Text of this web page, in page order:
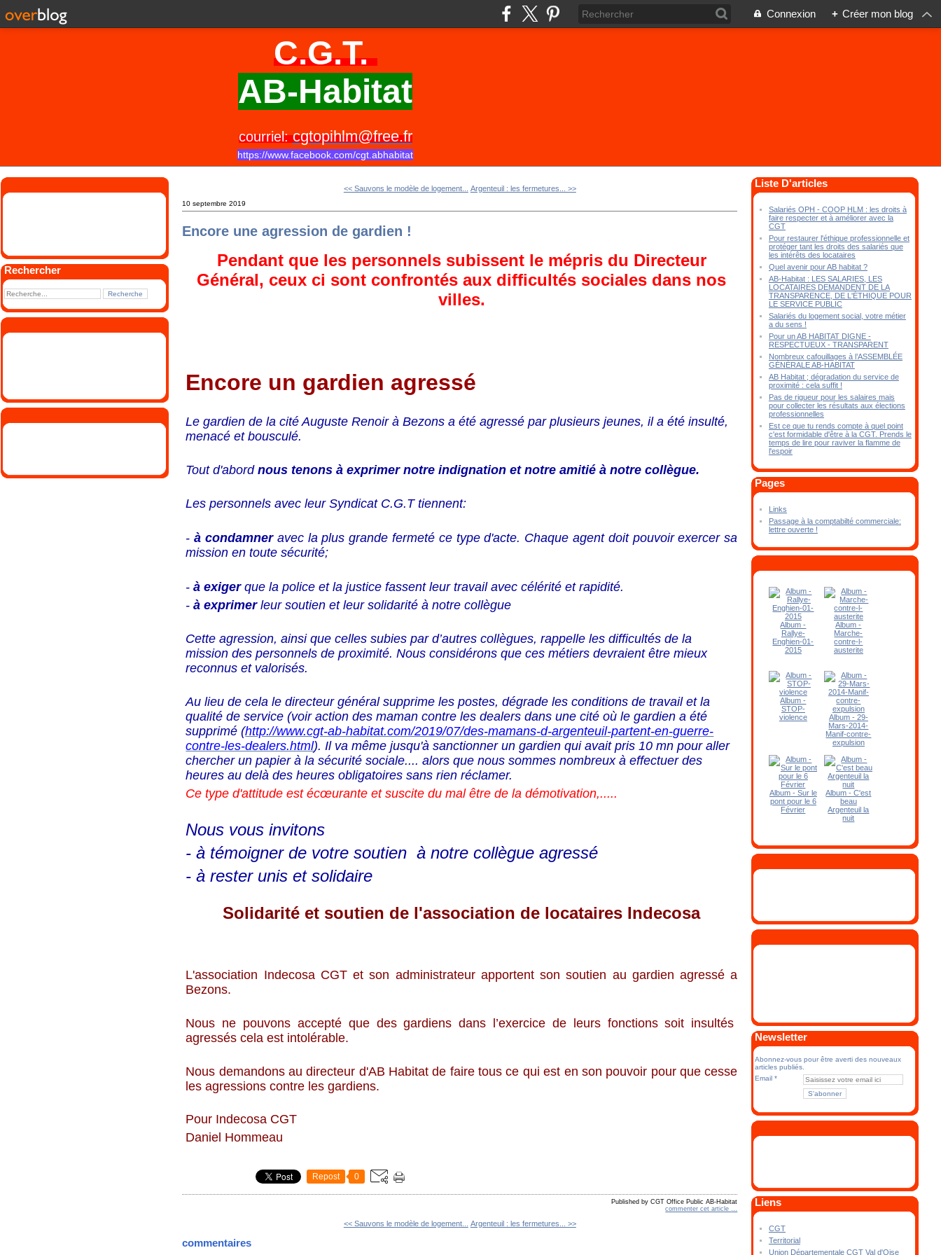
Connexion + Créer mon blog
C.G.T.
AB-Habitat
courriel:cgtopihlm@free.fr
https://www.facebook.com/cgt.abhabitat
Rechercher
<< Sauvons le modèle de logement... Argenteuil : les fermetures... >>
10 septembre 2019
Encore une agression de gardien !
Pendant que les personnels subissent le mépris du Directeur
Général, ceux ci sont confrontés aux difficultés sociales dans nos
villes.
Encore un gardien agressé
Le gardien de la cité Auguste Renoir à Bezons a été agressé par plusieurs jeunes, il a été insulté,
menacé et bousculé.
Tout d'abordnous tenons à exprimer notre indignation et notre amitié à notre collègue.
Les personnels avec leur Syndicat C.G.T tiennent:
-à condamner avec la plus grande fermeté ce type d'acte. Chaque agent doit pouvoir exercer sa
mission en toute sécurité;
-à exigerque la police et la justice fassent leur travail avec célérité et rapidité.
-à exprimerleur soutien et leur solidarité à notre collègue
Cette agression, ainsi que celles subies par d’autres collègues, rappelle les difficultés de la
mission des personnels de proximité. Nous considérons que ces métiers devraient être mieux
reconnus et valorisés.
Au lieu de cela le directeur général supprime les postes, dégrade les conditions de travail et la
qualité de service (voir action des maman contre les dealers dans une cité où le gardien a été
supprimé (http://www.cgt-ab-habitat.com/2019/07/des-mamans-d-argenteuil-partent-en-guerre-
contre-les-dealers.html). Il va même jusqu'à sanctionner un gardien qui avait pris 10 mn pour aller
chercher un papier à la sécurité sociale.... alors que nous sommes nombreux à effectuer des
heures au delà des heures obligatoires sans rien réclamer.
Ce type d'attitude estécœurante et suscite du mal être de la démotivation,.....
Nous vous invitons
- à témoigner de votre soutien à notre collègue agressé
- à rester unis et solidaire
Solidarité et soutien de l'association de locataires Indecosa
L'association Indecosa CGT et son administrateur apportent son soutien au gardien agressé a
Bezons.
Nous ne pouvons accepté que des gardiens dans l’exercice de leurs fonctions soit insultés
agressés cela est intolérable.
Nous demandons au directeur d'AB Habitat de faire tous ce qui est en son pouvoir pour que cesse
les agressions contre les gardiens.
Pour Indecosa CGT
Daniel Hommeau
Repost 0
Published by CGT Office Public AB-Habitat
commenter cet article …
<< Sauvons le modèle de logement... Argenteuil : les fermetures... >>
commentaires
Liste D'articles
Salariés OPH - COOP HLM : les droits à
faire respecter et à améliorer avec la
CGT
Pour restaurer l'éthique professionnelle et
protéger tant les droits des salariés que
les intérêts des locataires
Quel avenir pour AB habitat ?
AB-Habitat : LES SALARIES, LES
LOCATAIRES DEMANDENT DE LA
TRANSPARENCE, DE L'ÉTHIQUE POUR
LE SERVICE PUBLIC
Salariés du logement social, votre métier
a du sens !
Pour un AB HABITAT DIGNE -
RESPECTUEUX - TRANSPARENT
Nombreux cafouillages à l’ASSEMBLÉE
GÉNÉRALE AB-HABITAT
AB Habitat ; dégradation du service de
proximité : cela suffit !
Pas de rigueur pour les salaires mais
pour collecter les résultats aux élections
professionnelles
Est ce que tu rends compte à quel point
c'est formidable d'être à la CGT. Prends le
temps de lire pour raviver la flamme de
l'espoir
Pages
Links
Passage à la comptabilté commerciale:
lettre ouverte !
Album -
Rallye-
Enghien-01-
2015
Album -
Marche-
contre-l-
austerite
Album -
STOP-
violence
Album - 29-
Mars-2014-
Manif-contre-
expulsion
Album - Sur le
pont pour le 6
Février
Album - C'est
beau
Argenteuil la
nuit
Newsletter
Abonnez-vous pour être averti des nouveaux
articles publiés.
Email
Liens
CGT
Territorial
Union Départementale CGT Val d'Oise